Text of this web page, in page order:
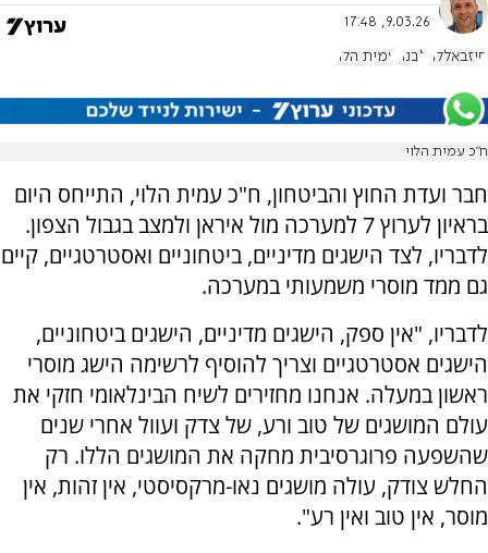
9.03.26, 17:48
חיזבאללה לבנון עמית הלוי
ח"כ עמית הלוי
חבר ועדת החוץ והביטחון, ח"כ עמית הלוי, התייחס היום
בראיון לערוץ 7 למערכה מול איראן ולמצב בגבול הצפון.
לדבריו, לצד הישגים מדיניים, ביטחוניים ואסטרטגיים, קיים
גם ממד מוסרי משמעותי במערכה.
לדבריו, "אין ספק, הישגים מדיניים, הישגים ביטחוניים,
הישגים אסטרטגיים וצריך להוסיף לרשימה הישג מוסרי
ראשון במעלה. אנחנו מחזירים לשיח הבינלאומי חזקי את
עולם המושגים של טוב ורע, של צדק ועוול אחרי שנים
שהשפעה פרוגרסיבית מחקה את המושגים הללו. רק
החלש צודק, עולה מושגים נאו-מרקסיסטי, אין זהות, אין
מוסר, אין טוב ואין רע".